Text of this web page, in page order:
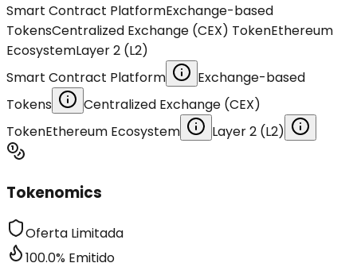
Smart Contract PlatformExchange-based
TokensCentralized Exchange (CEX) TokenEthereum
EcosystemLayer 2 (L2)
Smart Contract Platform
Exchange-based
Tokens
Centralized Exchange (CEX)
TokenEthereum Ecosystem Layer 2 (L2)
Tokenomics
Oferta Limitada
100.0% Emitido